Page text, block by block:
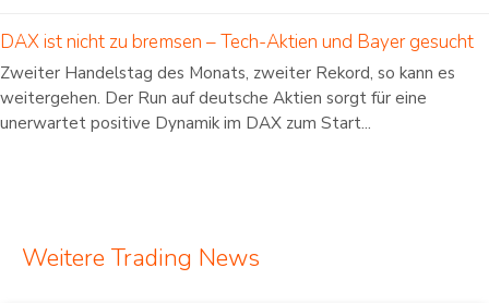
DAX ist nicht zu bremsen – Tech-Aktien und Bayer gesucht
Zweiter Handelstag des Monats, zweiter Rekord, so kann es
weitergehen. Der Run auf deutsche Aktien sorgt für eine
unerwartet positive Dynamik im DAX zum Start...
Weitere Trading News